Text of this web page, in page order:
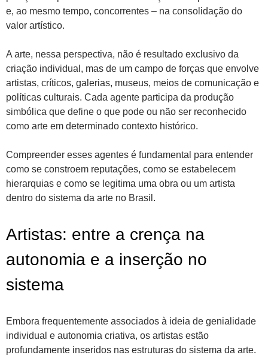
e, ao mesmo tempo, concorrentes – na consolidação do
valor artístico.
A arte, nessa perspectiva, não é resultado exclusivo da
criação individual, mas de um campo de forças que envolve
artistas, críticos, galerias, museus, meios de comunicação e
políticas culturais. Cada agente participa da produção
simbólica que define o que pode ou não ser reconhecido
como arte em determinado contexto histórico.
Compreender esses agentes é fundamental para entender
como se constroem reputações, como se estabelecem
hierarquias e como se legitima uma obra ou um artista
dentro do sistema da arte no Brasil.
Artistas: entre a crença na
autonomia e a inserção no
sistema
Embora frequentemente associados à ideia de genialidade
individual e autonomia criativa, os artistas estão
profundamente inseridos nas estruturas do sistema da arte.